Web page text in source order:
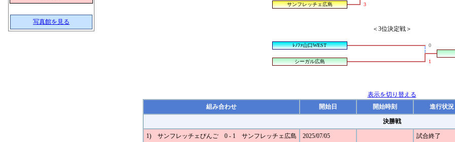
写真館を見る
サンフレッチェ広島 3
＜3位決定戦＞
ﾚﾉﾌｧ山口WEST 0
シーガル広島
1
表示を切り替える
組み合わせ
開始日 開始時刻 進行状況
決勝戦
1) サンフレッチェびんご 0 - 1 サンフレッチェ広島 2025/07/05 試合終了